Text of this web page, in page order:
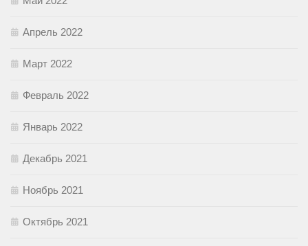
Апрель 2022
Март 2022
Февраль 2022
Январь 2022
Декабрь 2021
Ноябрь 2021
Октябрь 2021